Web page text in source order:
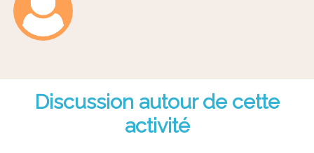
Discussion autour de cette
activité